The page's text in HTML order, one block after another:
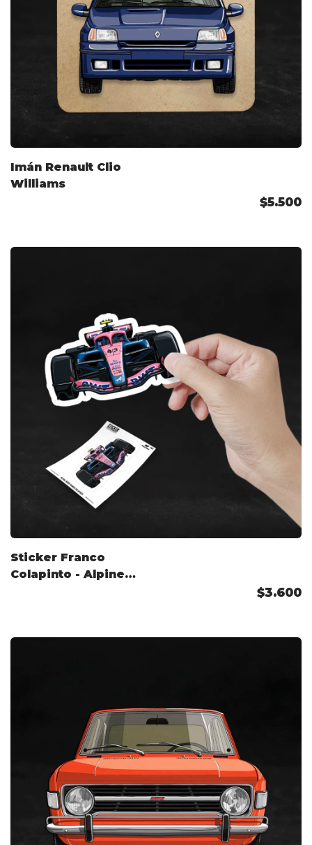
Imán Renault Clio
Williams
$5.500
Sticker Franco
Colapinto - Alpine
$3.600